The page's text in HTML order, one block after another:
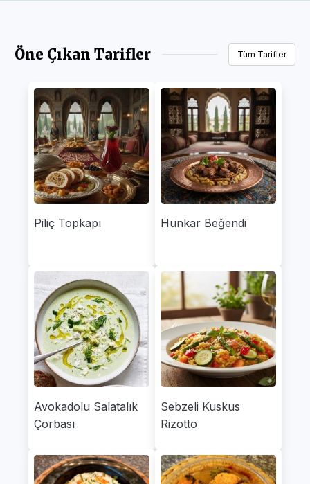
Öne Çıkan Tarifler Tüm Tarifler
Piliç Topkapı Hünkar Beğendi
Avokadolu Salatalık
Çorbası
Sebzeli Kuskus
Rizotto